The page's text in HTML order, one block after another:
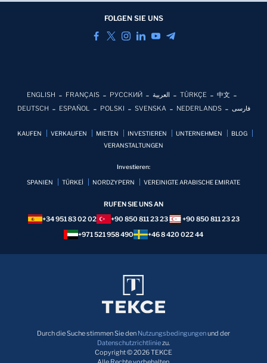
FOLGEN SIE UNS
ENGLISH FRANÇAIS РУССКИЙ العربية TÜRKÇE
中文
DEUTSCH
ESPAÑOL POLSKI SVENSKA NEDERLANDS فارسی
KAUFEN VERKAUFEN MIETEN INVESTIEREN UNTERNEHMEN
BLOG
VERANSTALTUNGEN
Investieren:
SPANIEN TÜRKEİ NORDZYPERN VEREINIGTE ARABISCHE EMIRATE
RUFEN SIE UNS AN
+34 951 83 02 02
+90 850 811 23 23
+90 850 811 23 23
+971 521 958 490
+46 8 420 022 44
Durch die Suche stimmen Sie den Nutzungsbedingungenund der
Datenschutzrichtliniezu.
Copyright © 2026 TEKCE